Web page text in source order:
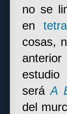
no se
en
cosas,
seráA
del